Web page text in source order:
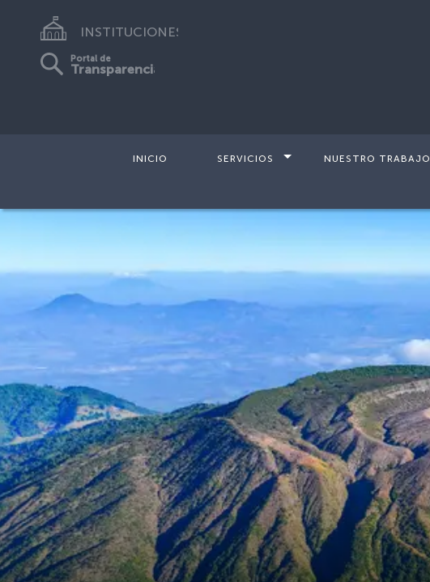
INSTITUCIONES
Portal de
Transparencia
INICIO SERVICIOS NUESTRO TRABAJO